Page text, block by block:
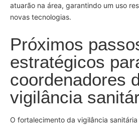
atuarão na área, garantindo um uso
novas tecnologias.
Próximos
estratégicos
coordenadores
vigilância
O fortalecimento da vigilância